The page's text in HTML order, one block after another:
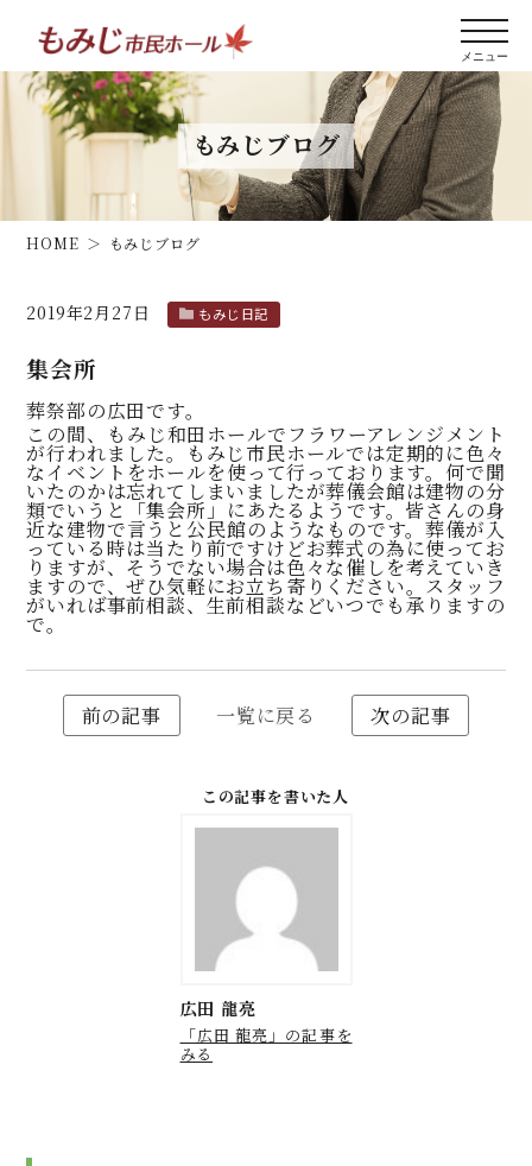
もみじブログ
HOME もみじブログ
2019年2月27日 もみじ日記
集会所
葬祭部の広田です。
この間、もみじ和田ホールでフラワーアレンジメント
が行われました。もみじ市民ホールでは定期的に色々
なイベントをホールを使って行っております。何で聞
いたのかは忘れてしまいましたが葬儀会館は建物の分
類でいうと「集会所」にあたるようです。皆さんの身
近な建物で言うと公民館のようなものです。葬儀が入
っている時は当たり前ですけどお葬式の為に使ってお
りますが、そうでない場合は色々な催しを考えていき
ますので、ぜひ気軽にお立ち寄りください。スタッフ
がいれば事前相談、生前相談などいつでも承りますの
で。
前の記事 一覧に戻る 次の記事
この記事を書いた人
広田 龍亮
「広田 龍亮」の記事を
みる